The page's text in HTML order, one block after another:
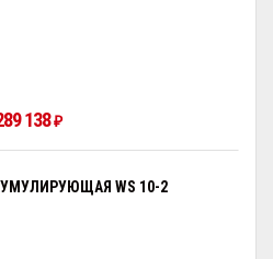
138₽
WS 10-2